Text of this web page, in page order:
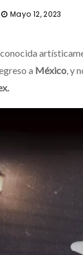
Mayo 12, 2023
conocida
a México, y